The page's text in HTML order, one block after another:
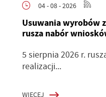
04 - 08 - 2026
Usuwania wyrobów
rusza nabór
5 sierpnia 2026 r.
realizacji...
WIĘCEJ